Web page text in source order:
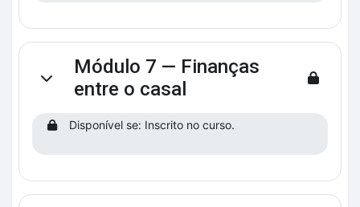
Contrair
Módulo 7 — Finanças
entre o casal
Disponível se: Inscrito no curso.